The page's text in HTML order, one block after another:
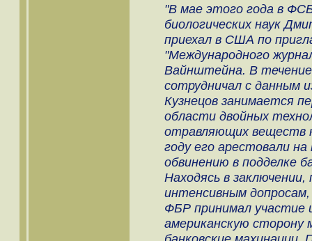
"В мае этого года в
биологических наук
приехал в США по
"Международного
Вайнштейна. В
сотрудничал с данным
Кузнецов занимается
области двойных
отравляющих веществ
году его арестовали
обвинению в подделке
Находясь в
интенсивным
ФБР принимал участие
американскую сторону